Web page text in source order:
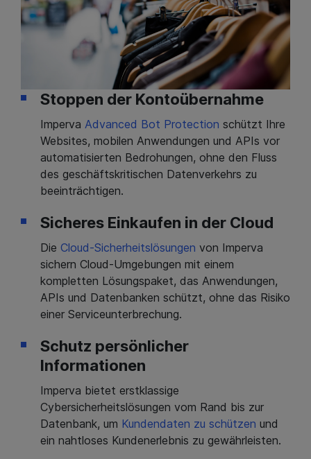
×
Stoppen der Kontoübernahme
Imperva Advanced Bot Protection schützt Ihre
Websites, mobilen Anwendungen und APIs vor
automatisierten Bedrohungen, ohne den Fluss
des geschäftskritischen Datenverkehrs zu
beeinträchtigen.
Sicheres Einkaufen in der Cloud
Die Cloud-Sicherheitslösungen von Imperva
sichern Cloud-Umgebungen mit einem
kompletten Lösungspaket, das Anwendungen,
APIs und Datenbanken schützt, ohne das Risiko
einer Serviceunterbrechung.
Schutz persönlicher
Informationen
Imperva bietet erstklassige
Cybersicherheitslösungen vom Rand bis zur
Datenbank, um Kundendaten zu schützen und
ein nahtloses Kundenerlebnis zu gewährleisten.